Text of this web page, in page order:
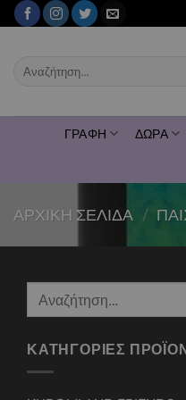
Μετάβαση
στο
Αναζήτηση
ΓΡΑΦΗ ΔΩΡΑ
ΑΡΧΙΚΉ ΣΕΛΊΔΑ /
Αναζήτηση
ΚΑΤΗΓΟΡΊΕΣ